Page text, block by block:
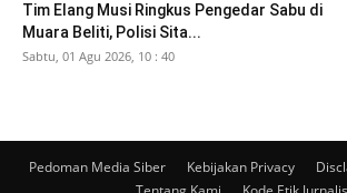
Tim Elang Musi Ringkus Pengedar Sabu di
Muara Beliti, Polisi Sita...
Sabtu, 01 Agu 2026, 10 : 40
Pedoman Media Siber Kebijakan Privacy